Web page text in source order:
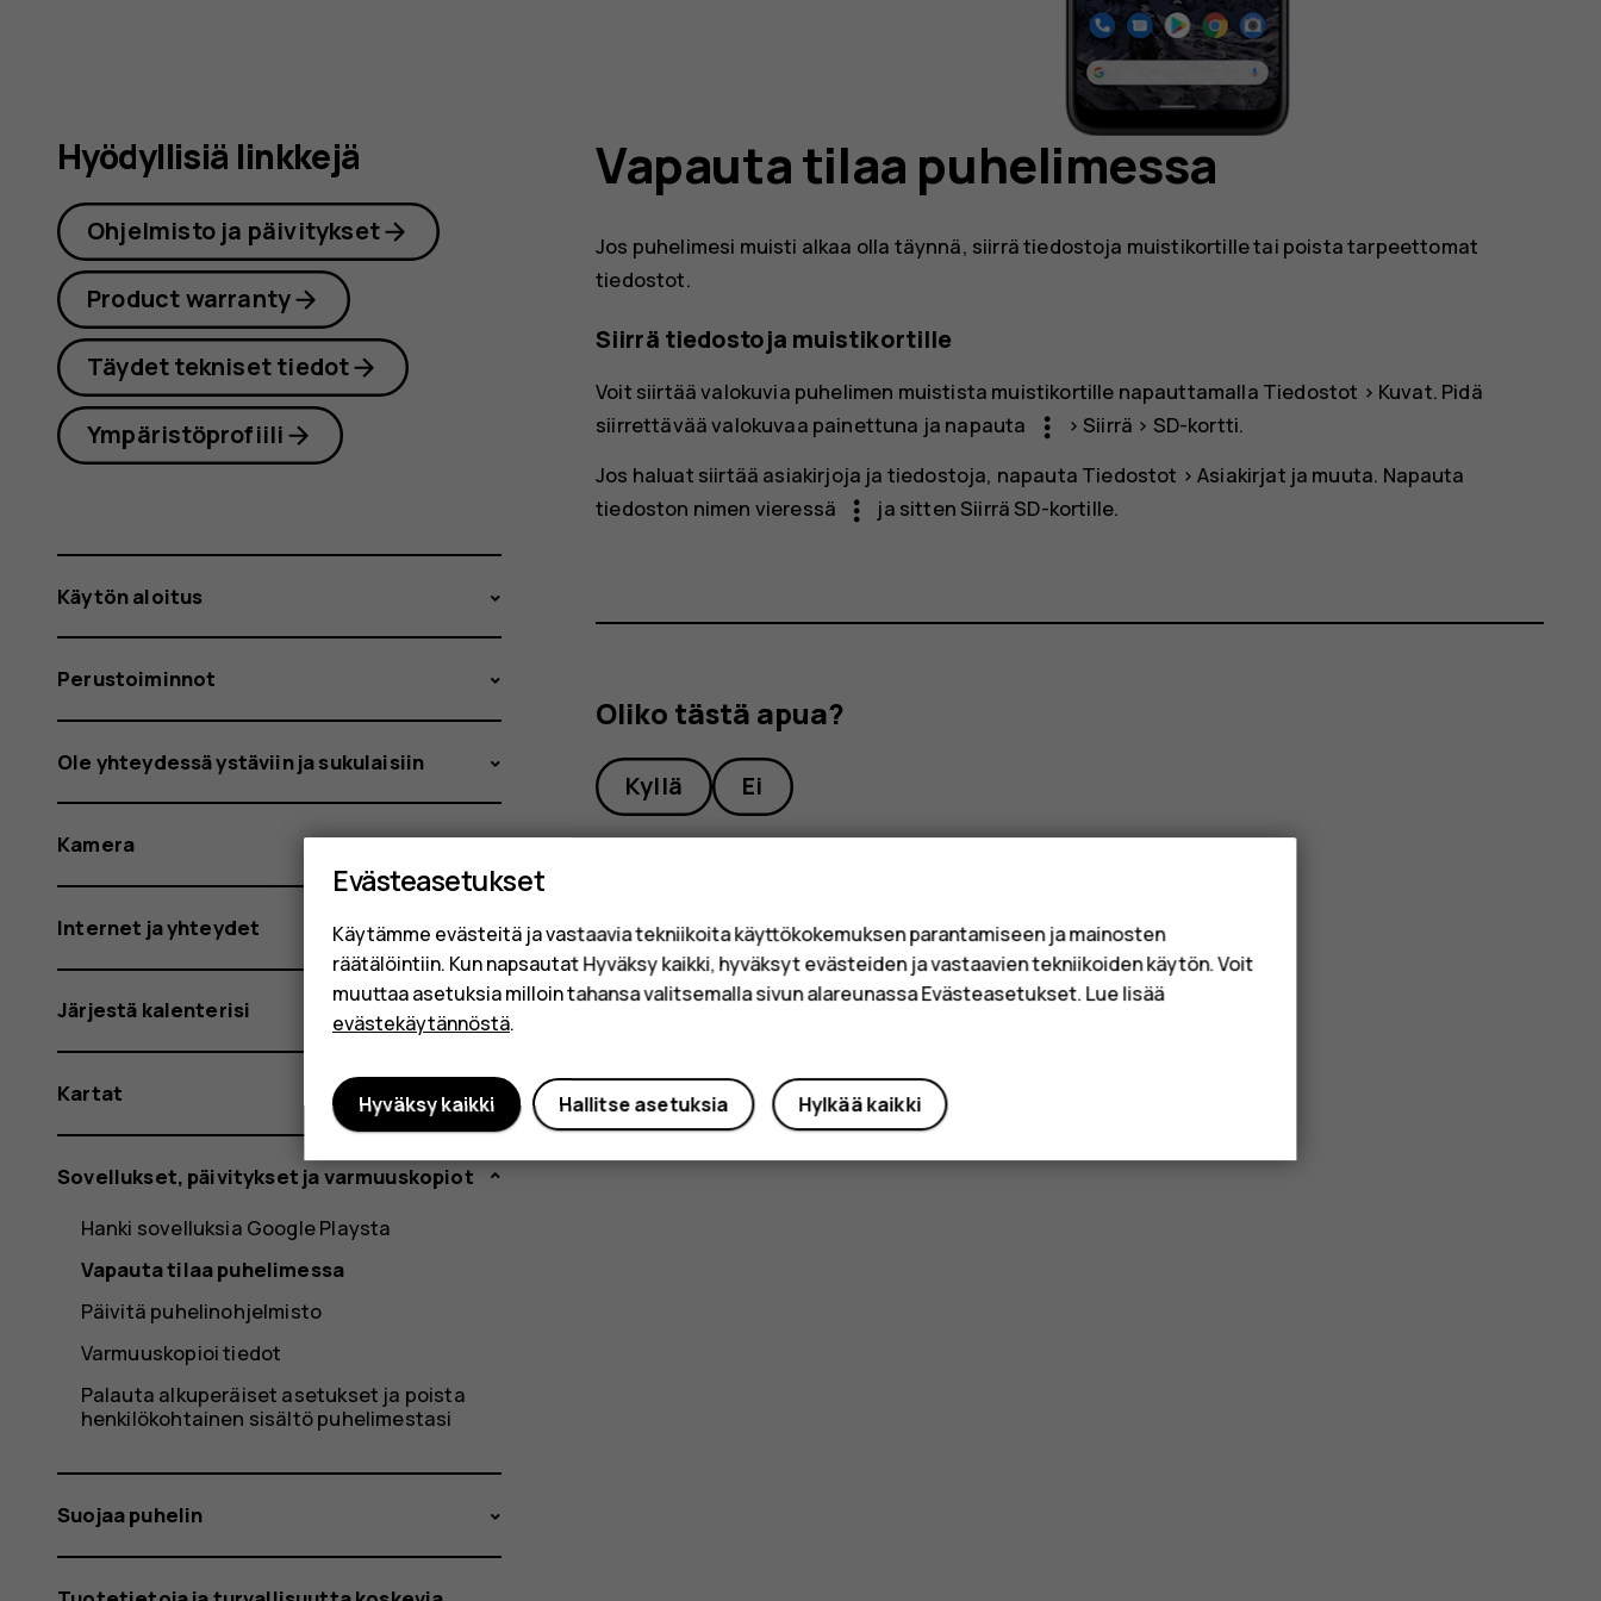
Vapauta tilaa puhelimessa
Jos puhelimesi muisti alkaa olla täynnä, siirrä tiedostoja muistikortille tai poista tarpeettomat
tiedostot.
Siirrä tiedostoja muistikortille
Voit siirtää valokuvia puhelimen muistista muistikortille napauttamalla Tiedostot > Kuvat. Pidä
siirrettävää valokuvaa painettuna ja napauta
more_vert > Siirrä > SD-kortti.
Jos haluat siirtää asiakirjoja ja tiedostoja, napauta Tiedostot >Asiakirjat ja muuta. Napauta
tiedoston nimen vieressä
more_vert ja sitten Siirrä SD-kortille.
Oliko tästä apua?
Kyllä Ei
Hyödyllisiä linkkejä
Ohjelmisto ja päivitykset
Product warranty
Täydet tekniset tiedot
Ympäristöprofiili
Käytön aloitus
Perustoiminnot
Ole yhteydessä ystäviin ja sukulaisiin
Kamera
Internet ja yhteydet
Järjestä kalenterisi
Kartat
Sovellukset, päivitykset ja varmuuskopiot
Hanki sovelluksia Google Playsta
Vapauta tilaa puhelimessa
Päivitä puhelinohjelmisto
Varmuuskopioi tiedot
Palauta alkuperäiset asetukset ja poista
henkilökohtainen sisältö puhelimestasi
Suojaa puhelin
Evästeasetukset
Käytämme evästeitä ja vastaavia tekniikoita käyttökokemuksen parantamiseen ja mainosten
räätälöintiin. Kun napsautat Hyväksy kaikki, hyväksyt evästeiden ja vastaavien tekniikoiden käytön. Voit
muuttaa asetuksia milloin tahansa valitsemalla sivun alareunassa Evästeasetukset. Lue lisää
evästekäytännöstä.
Hylkää kaikki
Hallitse asetuksia
Hyväksy kaikki